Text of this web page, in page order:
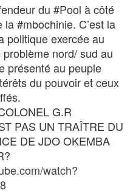
du #Pool à côté
#mbochinie. C’est la
politique exercée au
nord/ sud au
présenté au peuple
du pouvoir et ceux
G.R
PAS UN TRAÎTRE DU
DE JDO OKEMBA
watch?